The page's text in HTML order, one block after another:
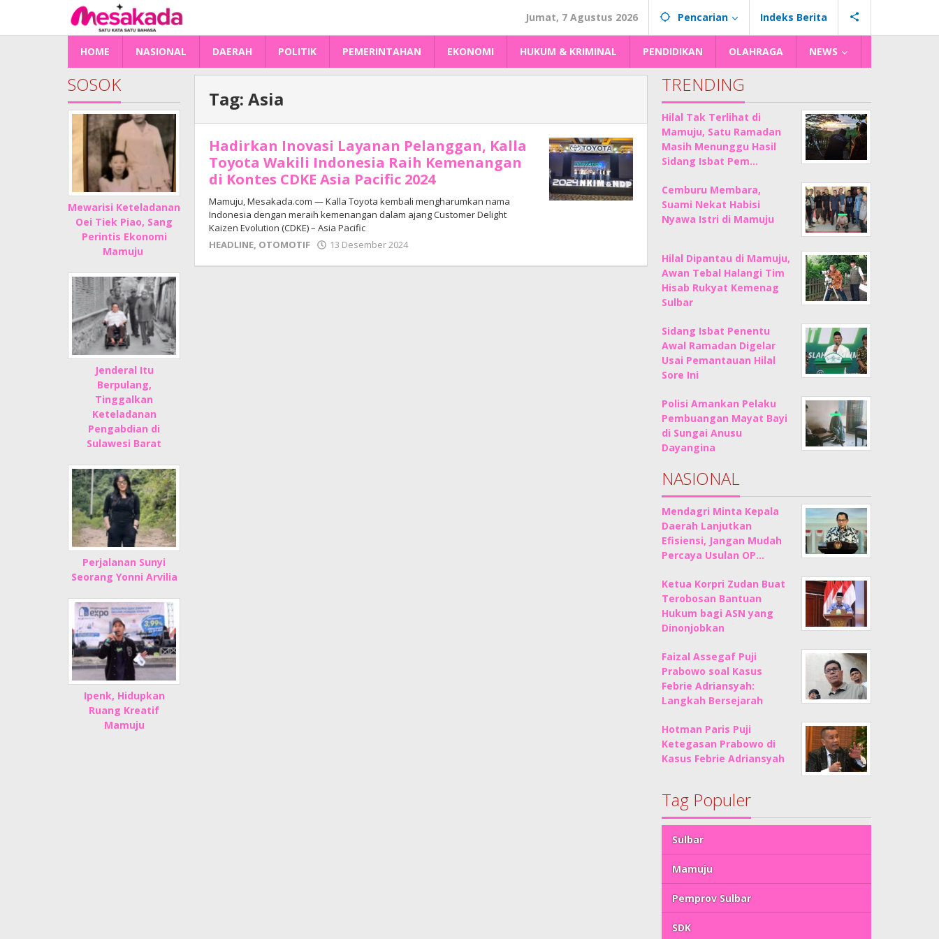
konten
Jumat, 7 Agustus 2026 Pencarian Indeks Berita
HOME NASIONAL DAERAH POLITIK PEMERINTAHAN EKONOMI HUKUM & KRIMINAL PENDIDIKAN OLAHRAGA NEWS
SOSOK
Mewarisi Keteladanan
Oei Tiek Piao, Sang
Perintis Ekonomi
Mamuju
Jenderal Itu
Berpulang,
Tinggalkan
Keteladanan
Pengabdian di
Sulawesi Barat
Perjalanan Sunyi
Seorang Yonni Arvilia
Ipenk, Hidupkan
Ruang Kreatif
Mamuju
Tag:Asia
Hadirkan Inovasi Layanan Pelanggan, Kalla
Toyota Wakili Indonesia Raih Kemenangan
di Kontes CDKE Asia Pacific 2024
Mamuju, Mesakada.com — Kalla Toyota kembali mengharumkan nama
Indonesia dengan meraih kemenangan dalam ajang Customer Delight
Kaizen Evolution (CDKE) – Asia Pacific
HEADLINE, OTOMOTIF 13 Desember 2024
Junaedi
TRENDING
Hilal Tak Terlihat di
Mamuju, Satu Ramadan
Masih Menunggu Hasil
Sidang Isbat Pem…
Cemburu Membara,
Suami Nekat Habisi
Nyawa Istri di Mamuju
Hilal Dipantau di Mamuju,
Awan Tebal Halangi Tim
Hisab Rukyat Kemenag
Sulbar
Sidang Isbat Penentu
Awal Ramadan Digelar
Usai Pemantauan Hilal
Sore Ini
Polisi Amankan Pelaku
Pembuangan Mayat Bayi
di Sungai Anusu
Dayangina
NASIONAL
Mendagri Minta Kepala
Daerah Lanjutkan
Efisiensi, Jangan Mudah
Percaya Usulan OP…
Ketua Korpri Zudan Buat
Terobosan Bantuan
Hukum bagi ASN yang
Dinonjobkan
Faizal Assegaf Puji
Prabowo soal Kasus
Febrie Adriansyah:
Langkah Bersejarah
Hotman Paris Puji
Ketegasan Prabowo di
Kasus Febrie Adriansyah
Tag Populer
Sulbar
Mamuju
Pemprov Sulbar
SDK